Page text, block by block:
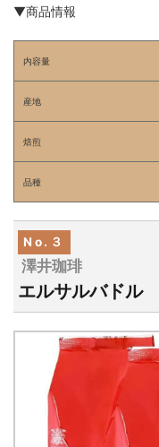
▼商品情報
内容量
産地
焙煎
品種
No.３
澤井珈琲
エルサルバドル